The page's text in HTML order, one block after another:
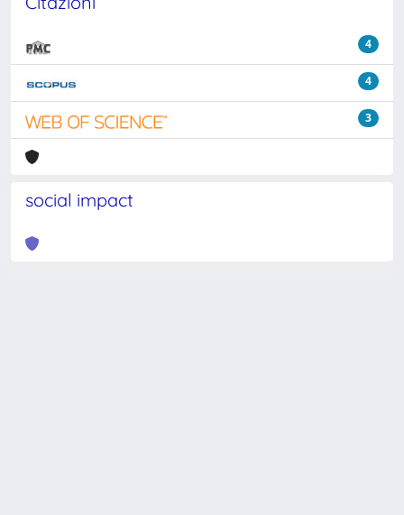
4
4
3
social impact